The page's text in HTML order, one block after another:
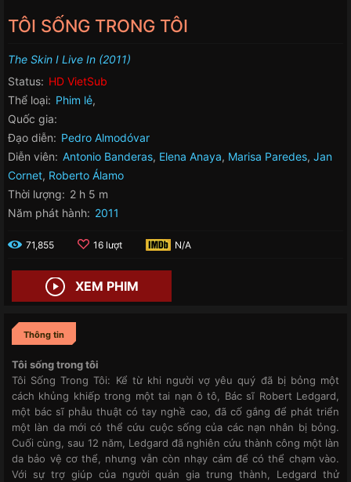
TÔI SỐNG TRONG TÔI
The Skin I Live In (2011)
Status: HD VietSub
Thể loại: Phim lẻ,
Quốc gia:
Đạo diễn: Pedro Almodóvar
Diễn viên: Antonio Banderas, Elena Anaya, Marisa Paredes, Jan
Cornet, Roberto Álamo
Thời lượng: 2 h 5 m
Năm phát hành: 2011
71,855 16 lượt N/A
XEM PHIM
Thông tin
Tôi sống trong tôi
Tôi Sống Trong Tôi: Kể từ khi người vợ yêu quý đã bị bỏng một
cách khủng khiếp trong một tai nạn ô tô, Bác sĩ Robert Ledgard,
một bác sĩ phẫu thuật có tay nghề cao, đã cố gắng để phát triển
một làn da mới có thể cứu cuộc sống của các nạn nhân bị bỏng.
Cuối cùng, sau 12 năm, Ledgard đã nghiên cứu thành công một làn
da bảo vệ cơ thể, nhưng vẫn còn nhạy cảm để có thể chạm vào.
Với sự trợ giúp của người quản gia trung thành, Ledgard thử